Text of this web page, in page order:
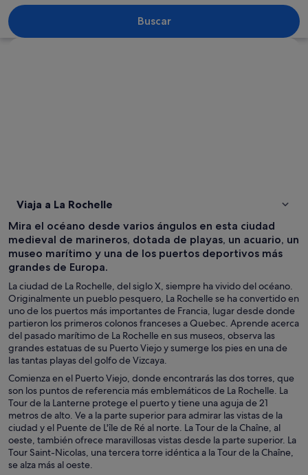
Una torre de piedra histórica con
Buscar
Viaja a La Rochelle
Mira el océano desde varios ángulos en esta ciudad
medieval de marineros, dotada de playas, un acuario, un
museo marítimo y una de los puertos deportivos más
grandes de Europa.
La ciudad de La Rochelle, del siglo X, siempre ha vivido del océano.
Originalmente un pueblo pesquero, La Rochelle se ha convertido en
uno de los puertos más importantes de Francia, lugar desde donde
partieron los primeros colonos franceses a Quebec. Aprende acerca
del pasado marítimo de La Rochelle en sus museos, observa las
grandes estatuas de su Puerto Viejo y sumerge los pies en una de
las tantas playas del golfo de Vizcaya.
Comienza en el Puerto Viejo, donde encontrarás las dos torres, que
son los puntos de referencia más emblemáticos de La Rochelle. La
Tour de la Lanterne protege el puerto y tiene una aguja de 21
metros de alto. Ve a la parte superior para admirar las vistas de la
ciudad y el Puente de L'île de Ré al norte. La Tour de la Chaîne, al
oeste, también ofrece maravillosas vistas desde la parte superior. La
Tour Saint-Nicolas, una tercera torre idéntica a la Tour de la Chaîne,
se alza más al oeste.